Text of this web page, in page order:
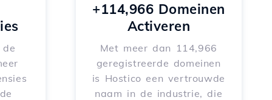
+114,966 Domeinen
Activeren
Met meer dan 114,966
geregistreerde domeinen
is Hostico een vertrouwde
naam in de industrie, die